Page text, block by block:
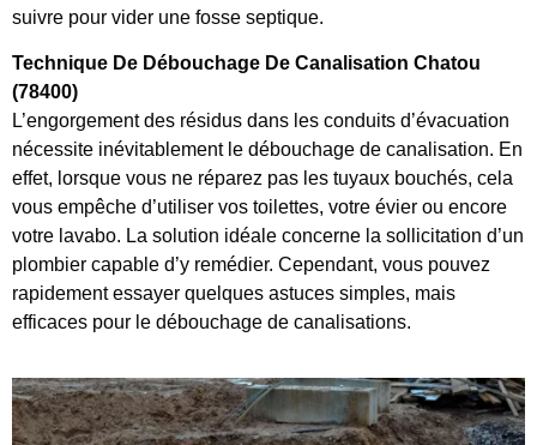
suivre pour vider une fosse septique.
Technique De Débouchage De Canalisation Chatou
(78400)
L’engorgement des résidus dans les conduits d’évacuation
nécessite inévitablement le débouchage de canalisation. En
effet, lorsque vous ne réparez pas les tuyaux bouchés, cela
vous empêche d’utiliser vos toilettes, votre évier ou encore
votre lavabo. La solution idéale concerne la sollicitation d’un
plombier capable d’y remédier. Cependant, vous pouvez
rapidement essayer quelques astuces simples, mais
efficaces pour le débouchage de canalisations.